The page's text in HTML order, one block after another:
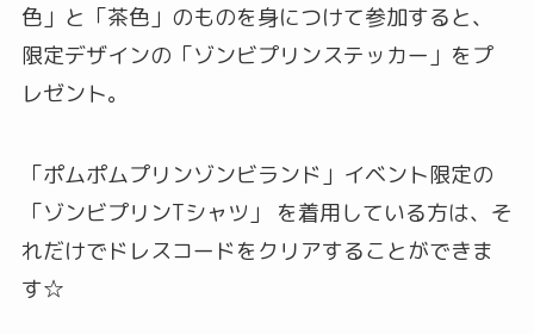
色」と「茶色」のものを身につけて参加すると、
限定デザインの「ゾンビプリンステッカー」をプ
レゼント。
「ポムポムプリンゾンビランド」イベント限定の
「ゾンビプリンTシャツ」 を着用している方は、そ
れだけでドレスコードをクリアすることができま
す☆